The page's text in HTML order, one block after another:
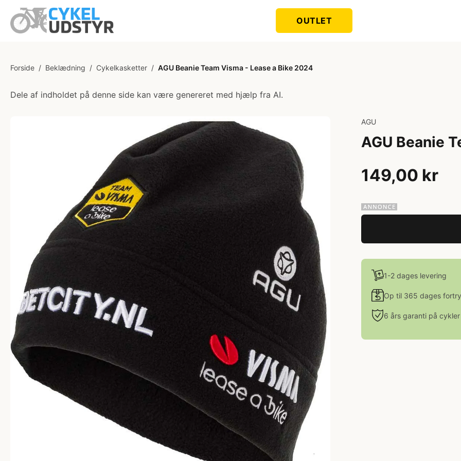
OUTLET
Forside / Beklædning / Cykelkasketter / AGU Beanie Team Visma - Lease a Bike 2024
Dele af indholdet på denne side kan være genereret med hjælp fra AI.
AGU
AGU Beanie
149,00 kr
1-2 dages levering
Op til 365 dages
6 års garanti på cykler